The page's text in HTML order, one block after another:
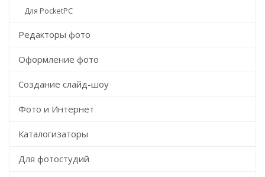
Для PocketPC
Редакторы фото
Оформление фото
Создание слайд-шоу
Фото и Интернет
Каталогизаторы
Для фотостудий